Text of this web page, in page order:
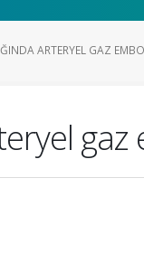
ARTERYEL GAZ